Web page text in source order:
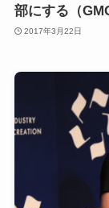
部にする（
2017年3月22日